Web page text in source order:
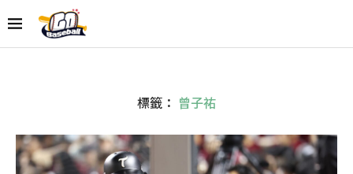
標籤： 曾子祐